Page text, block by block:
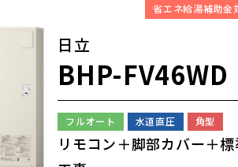
省エネ給湯補助金
日立
BHP-FV46WD
フルオート 水道直圧 角型
リモコン＋脚部カバー＋